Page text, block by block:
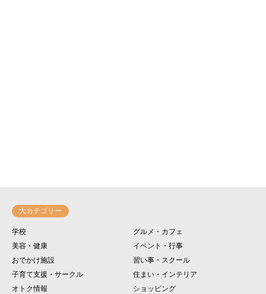
大カテゴリー
学校
グルメ・カフェ
美容・健康
イベント・行事
おでかけ施設
習い事・スクール
子育て支援・サークル
住まい・インテリア
オトク情報
ショッピング